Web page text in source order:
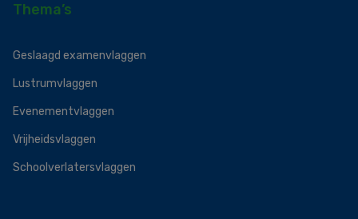
Thema’s
Geslaagd examenvlaggen
Lustrumvlaggen
Evenementvlaggen
Vrijheidsvlaggen
Schoolverlatersvlaggen